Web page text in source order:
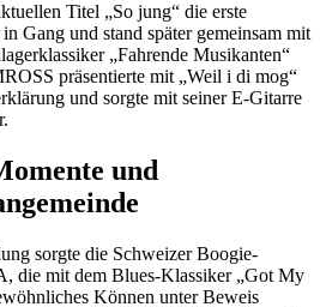
Titel „So jung“ die erste
Gang und stand später gemeinsam mit
„Fahrende Musikanten“
präsentierte mit „Weil i di mog“
und sorgte mit seiner E-Gitarre
und
sorgte die Schweizer Boogie-
die mit dem Blues-Klassiker „Got My
Können unter Beweis